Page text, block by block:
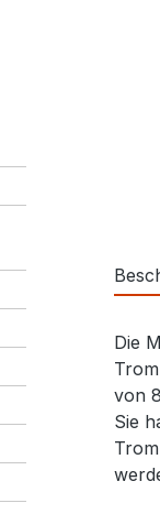
Die
von
Sie